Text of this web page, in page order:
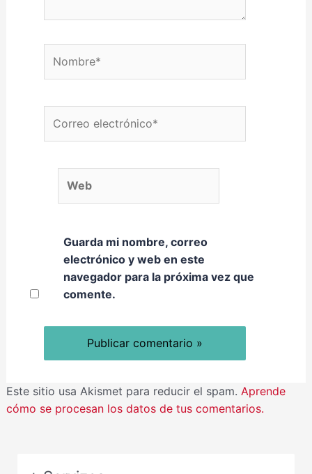
Guarda mi nombre, correo
electrónico y web en este
navegador para la próxima vez que
comente.
Este sitio usa Akismet para reducir el spam. Aprende
cómo se procesan los datos de tus comentarios.